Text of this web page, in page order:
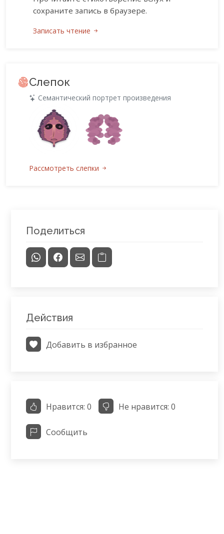
сохраните запись в браузере.
Записать чтение
Слепок
Семантический портрет произведения
Рассмотреть слепки
Поделиться
Действия
Добавить в избранное
Нравится: 0 Не нравится: 0
Сообщить